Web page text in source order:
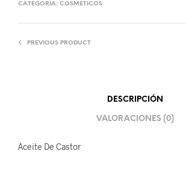
CATEGORÍA: COSMETICOS
PREVIOUS PRODUCT
DESCRIPCIÓN
VALORACIONES (0)
Aceite De Castor